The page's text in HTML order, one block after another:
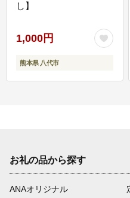
し】
1,000円
熊本県 八代市
お礼の品から探す
ANAオリジナル